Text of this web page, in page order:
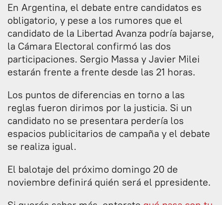
En Argentina, el debate entre candidatos es
obligatorio, y pese a los rumores que el
candidato de la Libertad Avanza podría bajarse,
la Cámara Electoral confirmó las dos
participaciones. Sergio Massa y Javier Milei
estarán frente a frente desde las 21 horas.
Los puntos de diferencias en torno a las
reglas fueron dirimos por la justicia. Si un
candidato no se presentara perdería los
espacios publicitarios de campaña y el debate
se realiza igual.
El balotaje del próximo domingo 20 de
noviembre definirá quién será el ppresidente.